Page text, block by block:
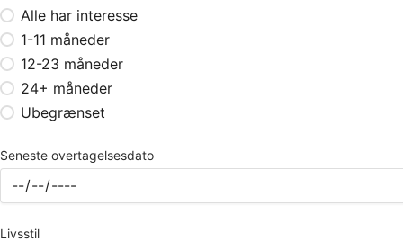
Alle har interesse
1-11 måneder
12-23 måneder
24+ måneder
Ubegrænset
Seneste overtagelsesdato
Livsstil